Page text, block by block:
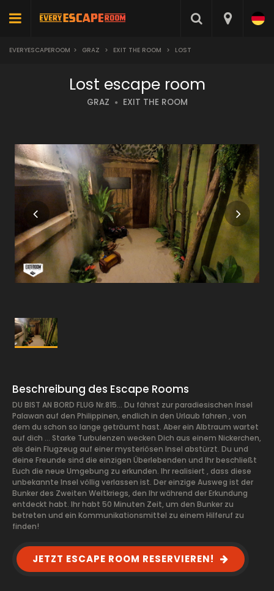
EVERYESCAPEROOM > GRAZ > EXIT THE ROOM > LOST
Lost escape room
GRAZ EXIT THE ROOM
Beschreibung des Escape Rooms
DU BIST AN BORD FLUG Nr.815… Du fährst zur paradiesischen Insel
Palawan auf den Philippinen, endlich in den Urlaub fahren , von
dem du schon so lange geträumt hast. Aber ein Albtraum wartet
auf dich ... Starke Turbulenzen wecken Dich aus einem Nickerchen,
als dein Flugzeug auf einer mysteriösen Insel abstürzt. Du und
deine Freunde sind die einzigen Überlebenden und Ihr beschließt
Euch die neue Umgebung zu erkunden. Ihr realisiert , dass diese
unbekannte Insel völlig verlassen ist. Der einzige Ausweg ist der
Bunker des Zweiten Weltkriegs, den Ihr während der Erkundung
entdeckt habt. Ihr habt 50 Minuten Zeit, um den Bunker zu
betreten und ein Kommunikationsmittel zu einem Hilferuf zu
finden!
JETZT ESCAPE ROOM RESERVIEREN!